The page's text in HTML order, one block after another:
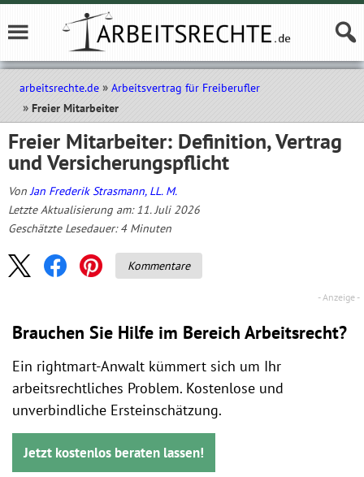
arbeitsrechte.de
Arbeitsvertrag für Freiberufler
Freier Mitarbeiter
Freier Mitarbeiter: Definition, Vertrag
und Versicherungspflicht
VonJan Frederik Strasmann, LL. M.
Letzte Aktualisierung am: 11. Juli 2026
Geschätzte Lesedauer: 4 Minuten
Kommentare
Brauchen Sie Hilfe im Bereich Arbeitsrecht?
Ein rightmart-Anwalt kümmert sich um Ihr
arbeitsrechtliches Problem. Kostenlose und
unverbindliche Ersteinschätzung.
Jetzt kostenlos beraten lassen!